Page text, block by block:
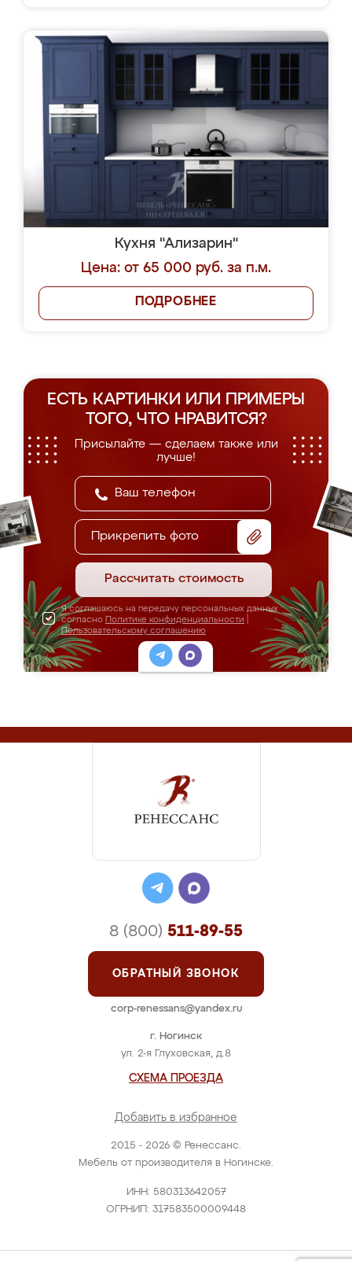
Кухня "Ализарин"
Цена: от 65 000 руб. за п.м.
ПОДРОБНЕЕ
ЕСТЬ КАРТИНКИ ИЛИ ПРИМЕРЫ
ТОГО, ЧТО НРАВИТСЯ?
Присылайте — сделаем также или
лучше!
Прикрепить фото
Рассчитать стоимость
Я соглашаюсь на передачу персональных данных
согласно Политике конфиденциальности
Пользовательскому соглашению
2015 - 2026 © Ренессанс.
Мебель от производителя в Ногинске.
ИНН: 580313642057
ОГРНИП: 317583500009448
г. Ногинск
ул. 2-я Глуховская, д.8
СХЕМА ПРОЕЗДА
Добавить в избранное
8 (800) 511-89-55
ОБРАТНЫЙ ЗВОНОК
corp-renessans@yandex.ru